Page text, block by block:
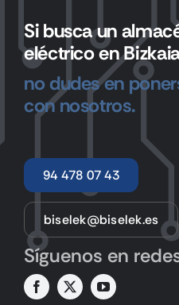
Si busca un
eléctrico en
no dudes en
con nosotros.
94 478 07 43
biselek@biselek.es
Síguenos en